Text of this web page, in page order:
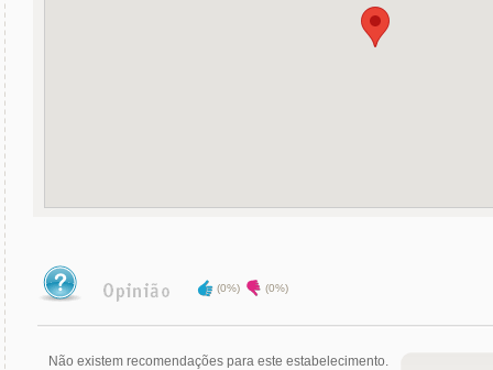
(0%) (0%)
Não existem recomendações para este estabelecimento.